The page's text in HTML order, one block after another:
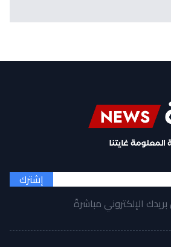
إشترك
بريدك الإلكتروني مباشرةً